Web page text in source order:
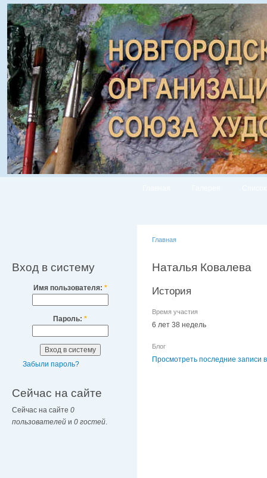
Вход в систему
Имя пользователя: *
Пароль: *
Забыли пароль?
Сейчас на сайте
Сейчас на сайте 0
пользователей и 0 гостей
Главная
Наталья Ковалева
История
Время участия
6 лет 38 недель
Блог
Просмотреть последние записи